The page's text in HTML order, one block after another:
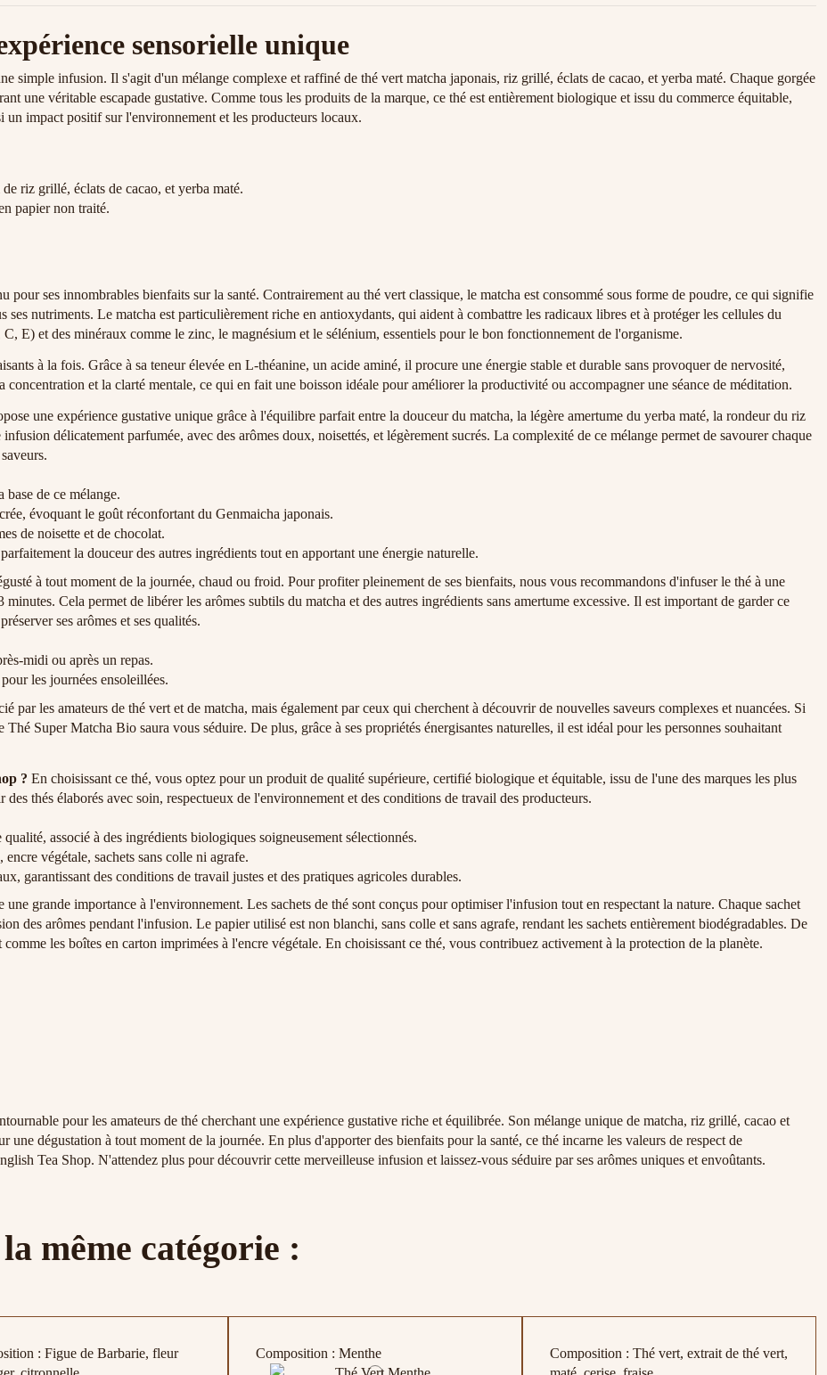
sensorielle unique
simple infusion. Il s'agit d'un mélange complexe et raffiné de thé vert matcha japonais, riz grillé, éclats de cacao, et yerba maté. Chaque gorgée
une véritable escapade gustative. Comme tous les produits de la marque, ce thé est entièrement biologique et issu du commerce équitable,
un impact positif sur l'environnement et les producteurs locaux.
riz grillé, éclats de cacao, et yerba maté.
papier non traité.
pour ses innombrables bienfaits sur la santé. Contrairement au thé vert classique, le matcha est consommé sous forme de poudre, ce qui signifie
nutriments. Le matcha est particulièrement riche en antioxydants, qui aident à combattre les radicaux libres et à protéger les cellules du
E) et des minéraux comme le zinc, le magnésium et le sélénium, essentiels pour le bon fonctionnement de l'organisme.
à la fois. Grâce à sa teneur élevée en L-théanine, un acide aminé, il procure une énergie stable et durable sans provoquer de nervosité,
et la clarté mentale, ce qui en fait une boisson idéale pour améliorer la productivité ou accompagner une séance de méditation.
une expérience gustative unique grâce à l'équilibre parfait entre la douceur du matcha, la légère amertume du yerba maté, la rondeur du riz
délicatement parfumée, avec des arômes doux, noisettés, et légèrement sucrés. La complexité de ce mélange permet de savourer chaque
de ce mélange.
évoquant le goût réconfortant du Genmaicha japonais.
de noisette et de chocolat.
la douceur des autres ingrédients tout en apportant une énergie naturelle.
à tout moment de la journée, chaud ou froid. Pour profiter pleinement de ses bienfaits, nous vous recommandons d'infuser le thé à une
Cela permet de libérer les arômes subtils du matcha et des autres ingrédients sans amertume excessive. Il est important de garder ce
ses arômes et ses qualités.
midi ou après un repas.
les journées ensoleillées.
par les amateurs de thé vert et de matcha, mais également par ceux qui cherchent à découvrir de nouvelles saveurs complexes et nuancées. Si
Super Matcha Bio saura vous séduire. De plus, grâce à ses propriétés énergisantes naturelles, il est idéal pour les personnes souhaitant
? En choisissant ce thé, vous optez pour un produit de qualité supérieure, certifié biologique et équitable, issu de l'une des marques les plus
thés élaborés avec soin, respectueux de l'environnement et des conditions de travail des producteurs.
associé à des ingrédients biologiques soigneusement sélectionnés.
végétale, sachets sans colle ni agrafe.
garantissant des conditions de travail justes et des pratiques agricoles durables.
une grande importance à l'environnement. Les sachets de thé sont conçus pour optimiser l'infusion tout en respectant la nature. Chaque sachet
des arômes pendant l'infusion. Le papier utilisé est non blanchi, sans colle et sans agrafe, rendant les sachets entièrement biodégradables. De
les boîtes en carton imprimées à l'encre végétale. En choisissant ce thé, vous contribuez activement à la protection de la planète.
pour les amateurs de thé cherchant une expérience gustative riche et équilibrée. Son mélange unique de matcha, riz grillé, cacao et
une dégustation à tout moment de la journée. En plus d'apporter des bienfaits pour la santé, ce thé incarne les valeurs de respect de
Tea Shop. N'attendez plus pour découvrir cette merveilleuse infusion et laissez-vous séduire par ses arômes uniques et envoûtants.
même catégorie :
: Figue de Barbarie, fleur
Composition : Menthe
Composition : Thé vert, extrait de thé vert,